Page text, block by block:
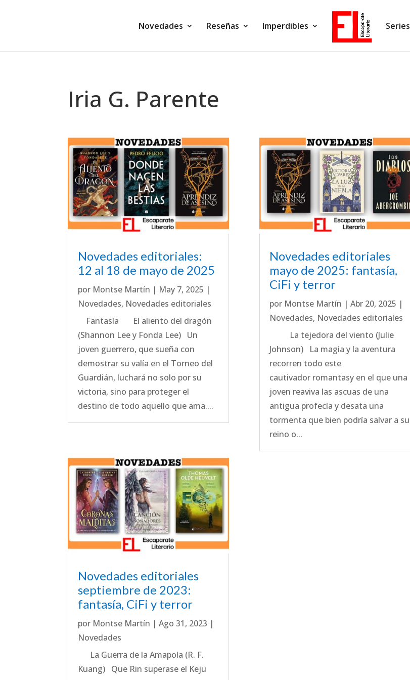
Novedades Reseñas Imperdibles Series
Iria G. Parente
Novedades editoriales:
12 al 18 de mayo de 2025
por Montse Martín | May 7, 2025 |
Novedades, Novedades editoriales
Fantasía El aliento del dragón
(Shannon Lee y Fonda Lee) Un
joven guerrero, que sueña con
demostrar su valía en el Torneo del
Guardián, luchará no solo por su
victoria, sino para proteger el
destino de todo aquello que ama....
Novedades editoriales
septiembre de 2023:
fantasía, CiFi y terror
por Montse Martín |Ago 31, 2023 |
Novedades
La Guerra de la Amapola (R. F.
Kuang) Que Rin superase el Keju
Novedades editoriales
mayo de 2025: fantasía,
CiFi y terror
por Montse Martín | Abr 20, 2025 |
Novedades, Novedades editoriales
La tejedora del viento (Julie
Johnson) La magia y la aventura
recorren todo este
cautivador romantasy en el que una
joven reaviva las ascuas de una
antigua profecía y desata una
tormenta que bien podría salvar a su
reino o...